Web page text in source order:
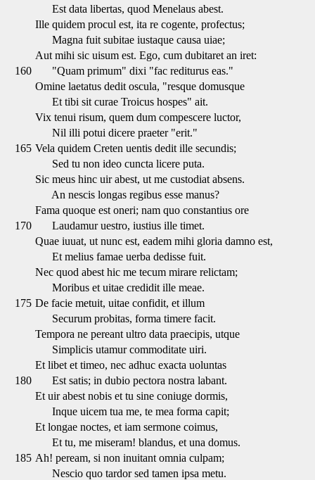
Est data libertas, quod Menelaus abest.
Ille quidem procul est, ita re cogente, profectus;
Magna fuit subitae iustaque causa uiae;
Aut mihi sic uisum est. Ego, cum dubitaret an iret:
160
"Quam primum" dixi "fac rediturus eas."
Omine laetatus dedit oscula, "resque domusque
Et tibi sit curae Troicus hospes" ait.
Vix tenui risum, quem dum compescere luctor,
Nil illi potui dicere praeter "erit."
165 Vela quidem Creten uentis dedit ille secundis;
Sed tu non ideo cuncta licere puta.
Sic meus hinc uir abest, ut me custodiat absens.
An nescis longas regibus esse manus?
Fama quoque est oneri; nam quo constantius ore
170
Laudamur uestro, iustius ille timet.
Quae iuuat, ut nunc est, eadem mihi gloria damno est,
Et melius famae uerba dedisse fuit.
Nec quod abest hic me tecum mirare relictam;
Moribus et uitae credidit ille meae.
175 De facie metuit, uitae confidit, et illum
Securum probitas, forma timere facit.
Tempora ne pereant ultro data praecipis, utque
Simplicis utamur commoditate uiri.
Et libet et timeo, nec adhuc exacta uoluntas
180
Est satis; in dubio pectora nostra labant.
Et uir abest nobis et tu sine coniuge dormis,
Inque uicem tua me, te mea forma capit;
Et longae noctes, et iam sermone coimus,
Et tu, me miseram! blandus, et una domus.
185 Ah! peream, si non inuitant omnia culpam;
Nescio quo tardor sed tamen ipsa metu.